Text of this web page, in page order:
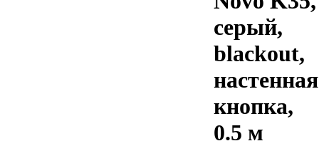
серый,
blackout,
настенная
кнопка,
0.5 м